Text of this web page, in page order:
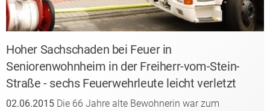
Hoher Sachschaden bei Feuer in
Seniorenwohnheim in der Freiherr-vom-Stein-
Straße - sechs Feuerwehrleute leicht verletzt
02.06.2015 Die 66 Jahre alte Bewohnerin war zum